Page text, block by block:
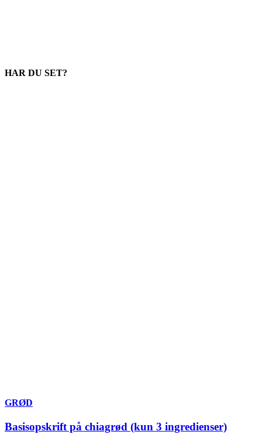
HAR DU SET?
GRØD
Basisopskrift på chiagrød (kun 3 ingredienser)